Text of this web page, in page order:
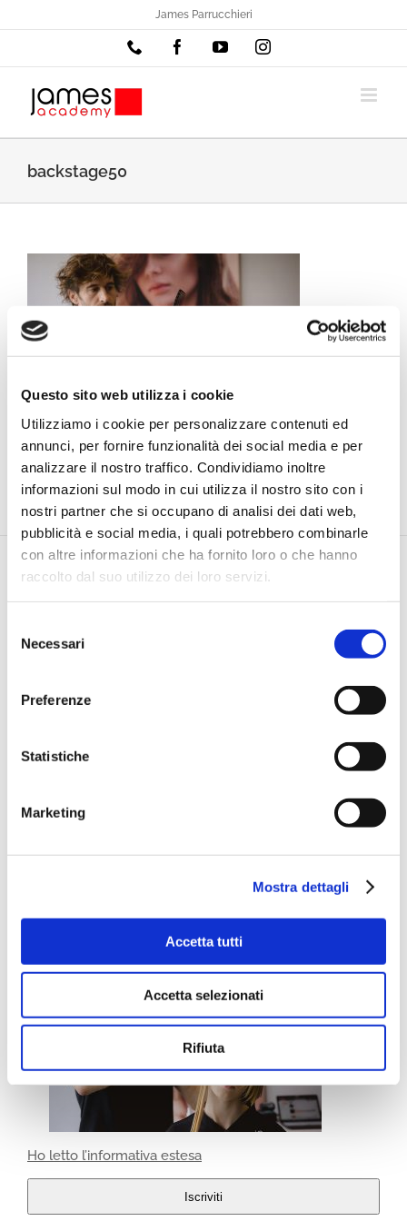
Questo sito web utilizza i cookie
Utilizziamo i cookie per personalizzare contenuti ed
annunci, per fornire funzionalità dei social media e per
analizzare il nostro traffico. Condividiamo inoltre
informazioni sul modo in cui utilizza il nostro sito con i
nostri partner che si occupano di analisi dei dati web,
pubblicità e social media, i quali potrebbero combinarle
con altre informazioni che ha fornito loro o che hanno
raccolto dal suo utilizzo dei loro servizi.
delNecessari
Preferenze
Statistiche
Marketing
Mostra dettagli
Accetta tutti
Accetta selezionati
Rifiuta
al
James Parrucchieri
Phone FacebookYouTubeInstagram
backstage50
TEL |
Ho letto l’informativa estesa
Iscriviti